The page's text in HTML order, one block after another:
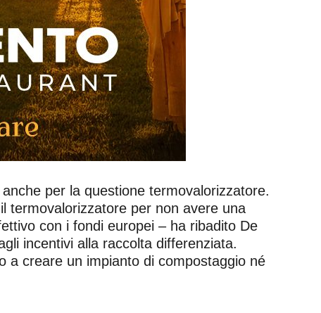
per la questione termovalorizzatore.
termovalorizzatore per non avere una
con i fondi europei – ha ribadito De
incentivi alla raccolta differenziata.
a creare un impianto di compostaggio né